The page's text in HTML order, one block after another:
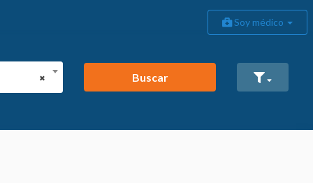
Soy médico
× Buscar